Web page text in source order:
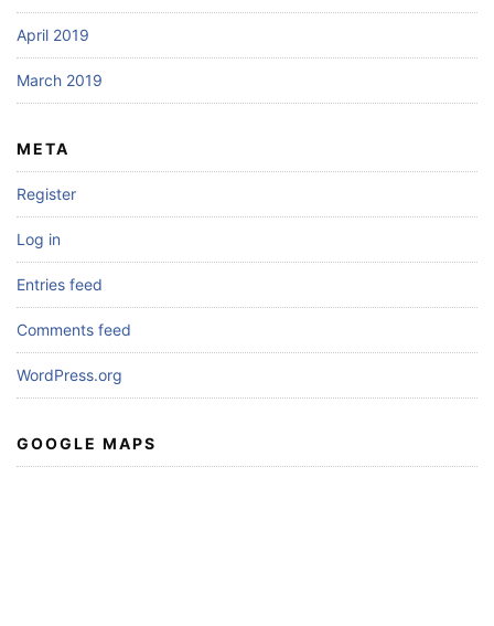
April 2019
March 2019
META
Register
Log in
Entries feed
Comments feed
WordPress.org
GOOGLE MAPS